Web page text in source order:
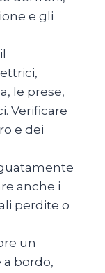
e gli
le prese,
Verificare
e dei
anche i
perdite o
un
bordo,